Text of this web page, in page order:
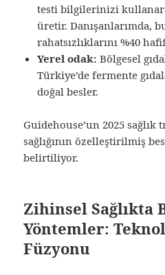
testi bilgilerinizi
üretir. Danışanlarımda,
rahatsızlıklarını %40
Yerel odak: Bölgesel
Türkiye’de fermente
doğal besler.
Guidehouse’un 2025 sağlık
sağlığının özelleştirilmiş
belirtiliyor.
Zihinsel Sağlıkta
Yöntemler:
Füzyonu